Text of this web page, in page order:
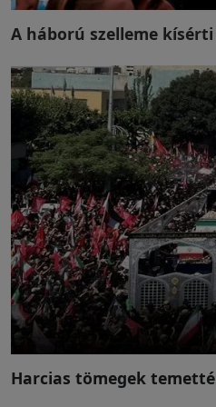
A háború szelleme
Harcias tömegek